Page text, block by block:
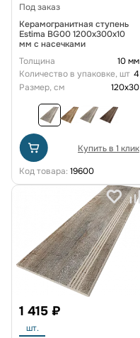
Под заказ
Керамогранитная ступень
Estima BG00 1200x300x10
мм с насечками
Толщина
10 мм
Количество в упаковке, шт 4
Размер, см
120x30
Купить в 1 клик
Код товара: 19600
1 415 ₽
шт.